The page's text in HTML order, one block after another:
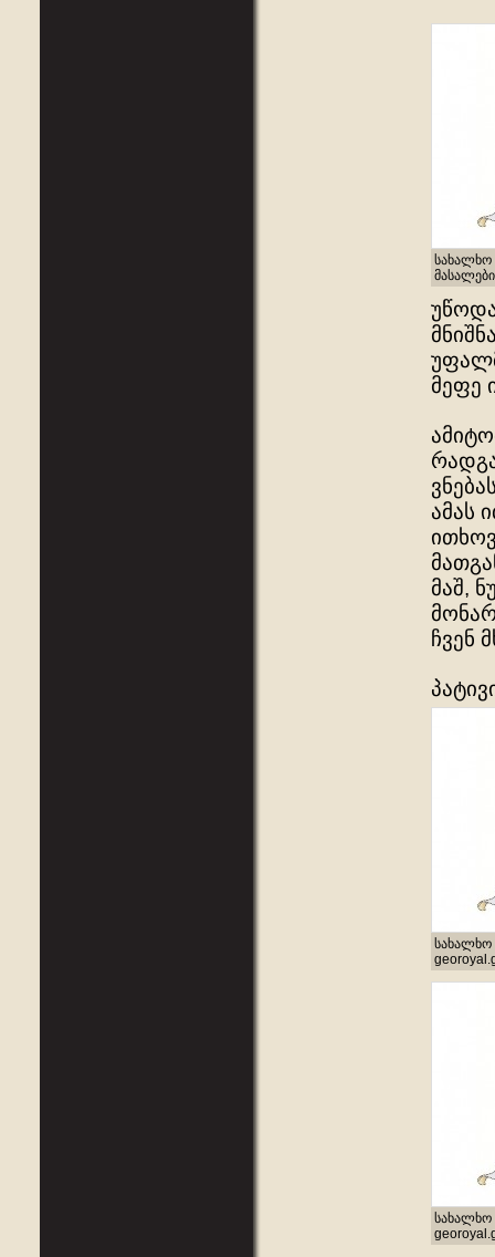
სახალხო
მეფე
ამას
მაშ,
ჩვენ
სახალხო
სახალხო